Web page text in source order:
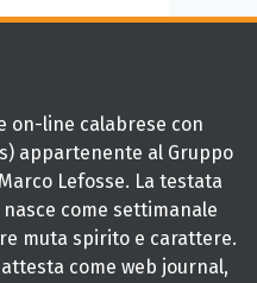
on-line calabrese con
appartenente al Gruppo
Lefosse. La testata
come settimanale
muta spirito e carattere.
come web journal,